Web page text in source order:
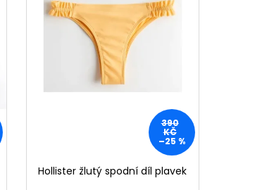
390
KČ
–25 %
Hollister žlutý spodní díl plavek